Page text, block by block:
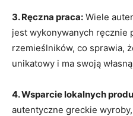
3. Ręczna praca: Wiele
jest wykonywanych ręcznie
rzemieślników, ⁣co sprawia,
⁣unikatowy i ma ⁣swoją
4. Wsparcie lokalnych⁣
autentyczne greckie⁢